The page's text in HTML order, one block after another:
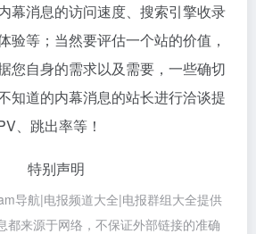
幕消息的访问速度、搜索引擎收录
验等；当然要评估一个站的价值，
您自身的需求以及需要，一些确切
知道的内幕消息的站长进行洽谈提
、跳出率等！
特别声明
导航|电报频道大全|电报群组大全提供
都来源于网络，不保证外部链接的准确